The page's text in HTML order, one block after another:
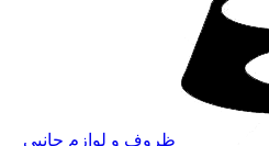
ظروف و لوازم جانبی